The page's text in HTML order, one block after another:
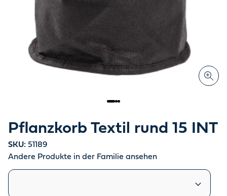
Pflanzkorb Textil rund 15 INT
SKU: 51189
Andere Produkte in der Familie ansehen
Ähnliche Produkte